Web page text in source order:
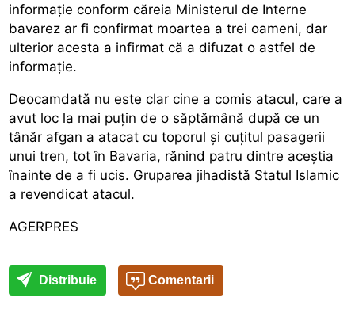
informație conform căreia Ministerul de Interne
bavarez ar fi confirmat moartea a trei oameni, dar
ulterior acesta a infirmat că a difuzat o astfel de
informație.
Deocamdată nu este clar cine a comis atacul, care a
avut loc la mai puțin de o săptămână după ce un
tânăr afgan a atacat cu toporul și cuțitul pasagerii
unui tren, tot în Bavaria, rănind patru dintre aceștia
înainte de a fi ucis. Gruparea jihadistă Statul Islamic
a revendicat atacul.
AGERPRES
Distribuie Comentarii